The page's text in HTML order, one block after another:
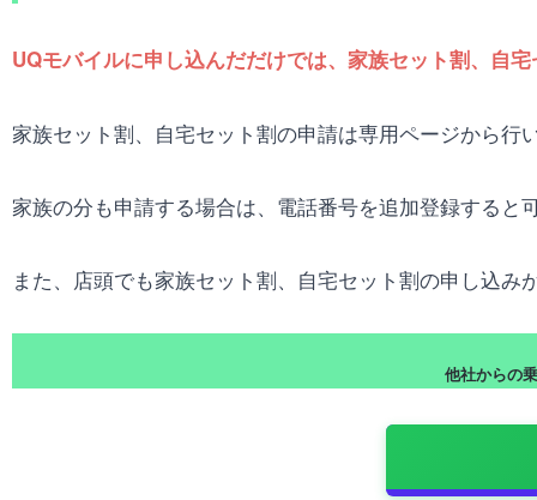
UQモバイルに申し込んだだけでは、家族セット割、自
家族セット割、自宅セット割の申請は専用ページから
家族の分も申請する場合は、電話番号を追加登録すると
また、店頭でも家族セット割、自宅セット割の申し込
他社からの